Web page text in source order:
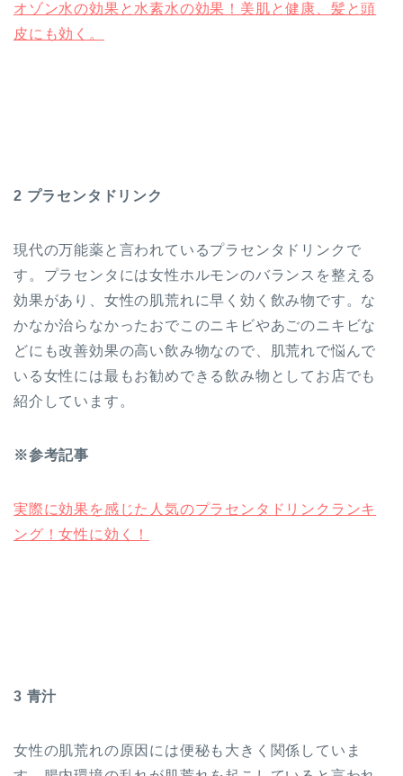
オゾン水の効果と水素水の効果！美肌と健康、髪と頭
皮にも効く。
2 プラセンタドリンク
現代の万能薬と言われているプラセンタドリンクで
す。プラセンタには女性ホルモンのバランスを整える
効果があり、女性の肌荒れに早く効く飲み物です。な
かなか治らなかったおでこのニキビやあごのニキビな
どにも改善効果の高い飲み物なので、肌荒れで悩んで
いる女性には最もお勧めできる飲み物としてお店でも
紹介しています。
※参考記事
実際に効果を感じた人気のプラセンタドリンクランキ
ング！女性に効く！
3 青汁
女性の肌荒れの原因には便秘も大きく関係していま